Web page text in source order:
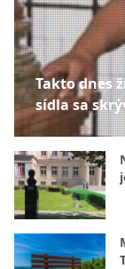
Takto dnes
sídla sa